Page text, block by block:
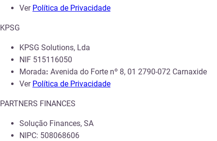
Ver Política de Privacidade
KPSG
KPSG Solutions, Lda
NIF 515116050
Morada: Avenida do Forte nº 8, 01 2790-072 Carnaxide
Ver Política de Privacidade
PARTNERS FINANCES
Solução Finances, SA
NIPC: 508068606